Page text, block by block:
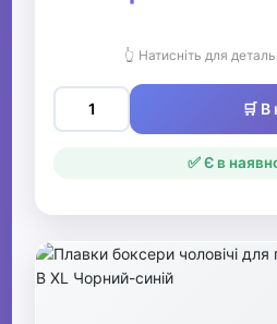
👆 Натисніть для
🛒
✅ Є в